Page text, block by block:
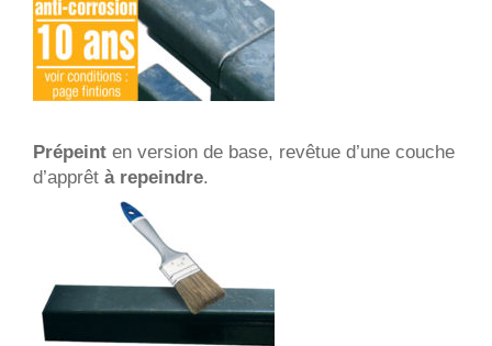
Prépeint en version de base, revêtue d’une couche
d’apprêt à repeindre.